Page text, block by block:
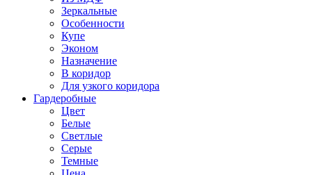
Зеркальные
Особенности
Купе
Эконом
Назначение
В коридор
Для узкого коридора
Гардеробные
Цвет
Белые
Светлые
Серые
Темные